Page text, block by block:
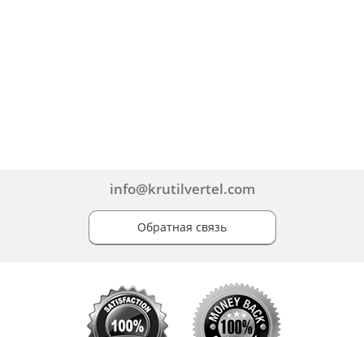
info@krutilvertel.com
Обратная связь